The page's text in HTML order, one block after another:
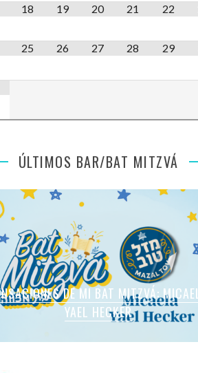
18 19 20 21 22
25 26 27 28 29
ÚLTIMOS BAR/BAT MITZVÁ
DE MI BAT MITZVÁ:
YAEL HECKER
DE MI BAT MITZVÁ:
SOL LEVY
DE MI BAT MITZVÁ:
ROMANO APFELBAUM
DE MI BAT MITZVÁ:
LIEBMAN
EN MI BAR MITZVÁ:
GUIDA